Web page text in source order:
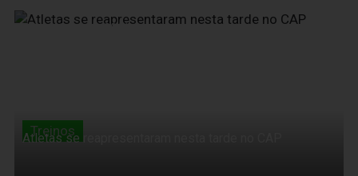
13 de Março de 2011
Treinos
Atletas se reapresentaram nesta tarde no CAP